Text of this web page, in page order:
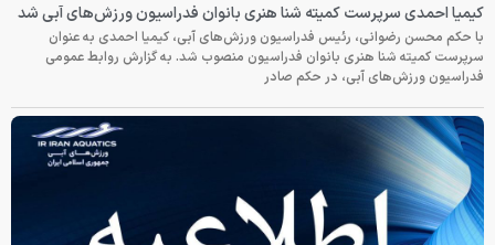
کیمیا احمدی سرپرست کمیته شنا هنری بانوان فدراسیون ورزش‌های آبی شد
با حکم محسن رضوانی، رئیس فدراسیون ورزش‌های آبی، کیمیا احمدی به عنوان
سرپرست کمیته شنا هنری بانوان فدراسیون منصوب شد. به گزارش روابط عمومی
فدراسیون ورزش‌های آبی، در حکم صادر